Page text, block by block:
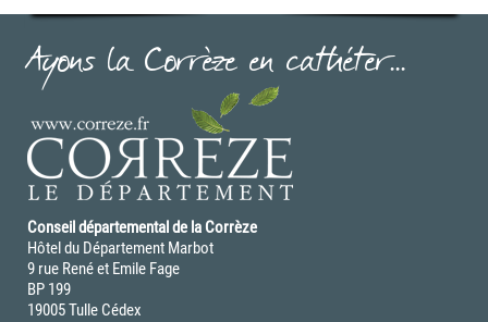
Ayons la Corrèze en cathéter...
Conseil départemental de la Corrèze
Hôtel du Département Marbot
9 rue René et Emile Fage
BP 199
19005 Tulle Cédex